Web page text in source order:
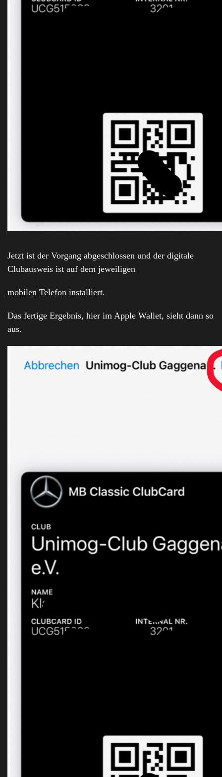
Jetzt ist der Vorgang abgeschlossen und der digitale
Clubausweis ist auf dem jeweiligen
mobilen Telefon installiert.
Das fertige Ergebnis, hier im Apple Wallet, sieht dann so
aus.